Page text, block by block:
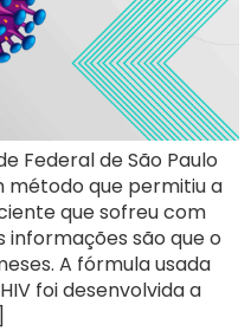
Federal de São Paulo
método que permitiu a
que sofreu com
informações são que o
A fórmula usada
foi desenvolvida a